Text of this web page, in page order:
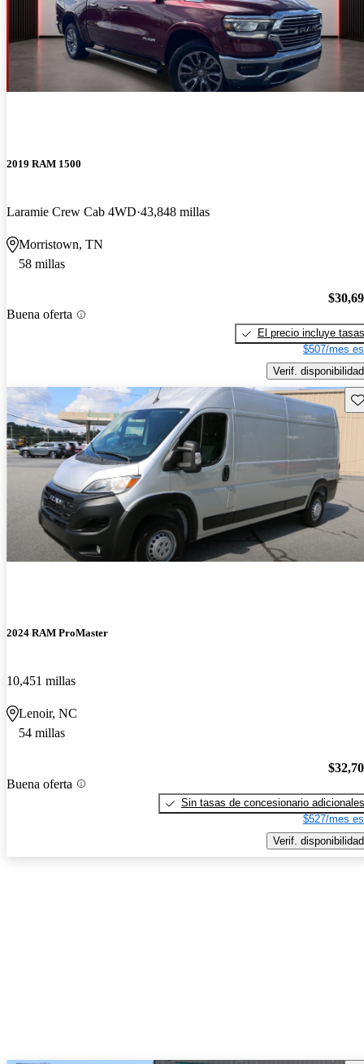
2019 RAM 1500
Laramie Crew Cab 4WD 43,848 millas
Morristown, TN
58 millas
Buena oferta
El precio incluye tasas
$507/mes
Verif. disponibilidad
2024 RAM ProMaster
10,451 millas
Lenoir, NC
54 millas
Buena oferta
Sin tasas de concesionario adicionales
$527/mes
Verif. disponibilidad